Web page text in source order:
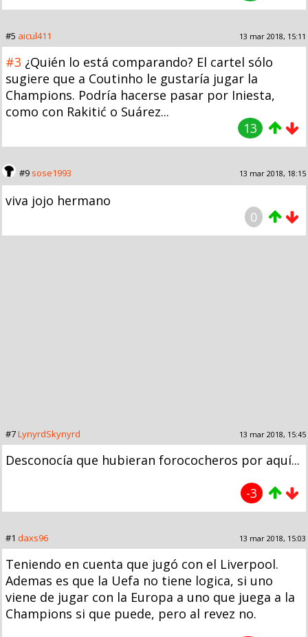
#5 aicul411 13 mar 2018, 15:11
#3 ¿Quién lo está comparando? El cartel sólo
sugiere que a Coutinho le gustaría jugar la
Champions. Podría hacerse pasar por Iniesta,
como con Rakitić o Suárez...
13
#9 sose1993 13 mar 2018, 18:15
viva jojo hermano
0
#7LynyrdSkynyrd 13 mar 2018, 15:45
Desconocía que hubieran forococheros por aquí...
-3
#1 daxs96 13 mar 2018, 15:03
Teniendo en cuenta que jugó con el Liverpool.
Ademas es que la Uefa no tiene logica, si uno
viene de jugar con la Europa a uno que juega a la
Champions si que puede, pero al revez no.